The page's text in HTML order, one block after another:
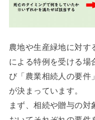
農地や生産緑地に対す
による特例を受ける場
び「農業相続人の要件
が決まっています。
まず、相続や贈与の対